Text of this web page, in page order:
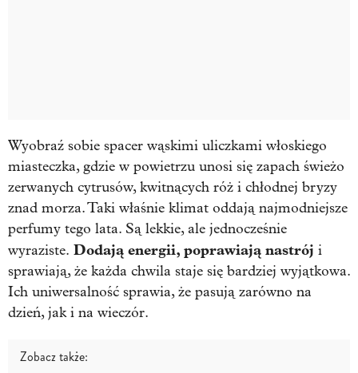
Wyobraź sobie spacer wąskimi uliczkami włoskiego
miasteczka, gdzie w powietrzu unosi się zapach świeżo
zerwanych cytrusów, kwitnących róż i chłodnej bryzy
znad morza. Taki właśnie klimat oddają najmodniejsze
perfumy tego lata. Są lekkie, ale jednocześnie
wyraziste. Dodają energii, poprawiają nastrój i
sprawiają, że każda chwila staje się bardziej wyjątkowa.
Ich uniwersalność sprawia, że pasują zarówno na
dzień, jak i na wieczór.
Zobacz także: